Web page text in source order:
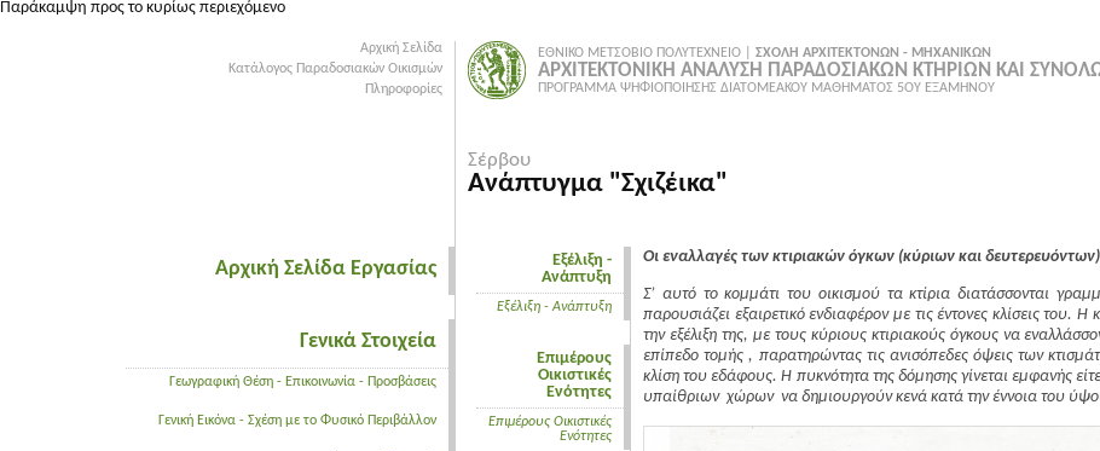
Παράκαμψη προς το κυρίως περιεχόμενο
Αρχική Σελίδα
Κατάλογος Παραδοσιακών Οικισμών
Πληροφορίες
Αρχική Σελίδα Εργασίας
Γενικά Στοιχεία
Γεωγραφική Θέση - Επικοινωνία - Προσβάσεις
Γενική Εικόνα - Σχέση με το Φυσικό Περιβάλλον
ΕΘΝΙΚΟ ΜΕΤΣΟΒΙΟ ΠΟΛΥΤΕΧΝΕΙΟ | ΣΧΟΛΗ ΑΡΧΙΤΕΚΤΟΝΩΝ - ΜΗΧΑΝΙΚΩΝ
ΑΡΧΙΤΕΚΤΟΝΙΚΗ ΑΝΑΛΥΣΗ ΠΑΡΑΔΟΣΙΑΚΩΝ ΚΤΗΡΙΩΝ ΚΑΙ
ΠΡΟΓΡΑΜΜΑ ΨΗΦΙΟΠΟΙΗΣΗΣ ΔΙΑΤΟΜΕΑΚΟΥ ΜΑΘΗΜΑΤΟΣ 5ΟΥ ΕΞΑΜΗΝΟΥ
Σέρβου
Ανάπτυγμα "Σχιζέικα"
Εξέλιξη -
Ανάπτυξη
Εξέλιξη - Ανάπτυξη
Επιμέρους
Οικιστικές
Ενότητες
Επιμέρους Οικιστικές
Ενότητες
Οι εναλλαγές των κτιριακών όγκων (κύριων και
Σ’ αυτό το κομμάτι του οικισμού τα κτίρια διατάσσονται
παρουσιάζει εξαιρετικό ενδιαφέρον με τις έντονες κλίσεις
την εξέλιξη της, με τους κύριους κτιριακούς όγκους να
επίπεδο τομής , παρατηρώντας τις ανισόπεδες όψεις των
κλίση του εδάφους. Η πυκνότητα της δόμησης γίνεται εμφανής
υπαίθριων χώρων να δημιουργούν κενά κατά την έννοια του